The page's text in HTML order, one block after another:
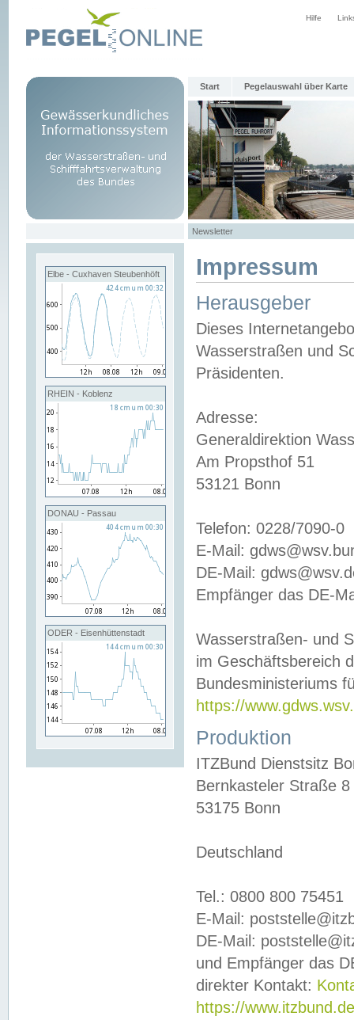
Hilfe
Start Pegelauswahl über Karte
Newsletter
Elbe - Cuxhaven Steubenhöft
RHEIN - Koblenz
DONAU - Passau
ODER - Eisenhüttenstadt
Impressum
Herausgeber
Dieses
Wasserstraßen und
Präsidenten.
Adresse:
Generaldirektion
Am Propsthof 51
53121 Bonn
Telefon: 0228/7090-0
E-Mail:
DE-Mail:
Empfänger das DE-
Wasserstraßen- und
im Geschäftsbereich
Bundesministeriums
https://
Produktion
ITZBund Dienstsitz
Bernkasteler Straße 8
53175 Bonn
Deutschland
Tel.: 0800 800 75451
E-Mail:
DE-Mail:
und Empfänger das
direkter Kontakt:
https://